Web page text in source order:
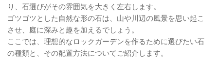
り、石選びがその雰囲気を大きく左右します。
ゴツゴツとした自然な形の石は、山や川辺の風景を思い起こ
させ、庭に深みと趣を加えるでしょう。
ここでは、理想的なロックガーデンを作るために選びたい石
の種類と、その配置方法についてご紹介します。